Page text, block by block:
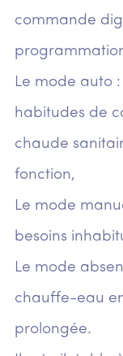
commande
Le mode auto :
habitudes de
chaude
fonction,
Le mode
besoins
Le mode
chauffe-eau
prolongée.